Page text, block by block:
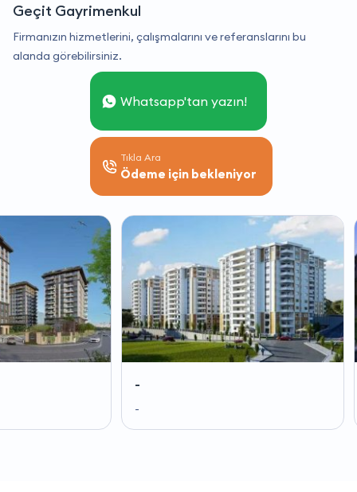
Geçit Gayrimenkul
Firmanızın hizmetlerini, çalışmalarını ve referanslarını bu
alanda görebilirsiniz.
Whatsapp'tan yazın!
Tıkla Ara
Ödeme için bekleniyor